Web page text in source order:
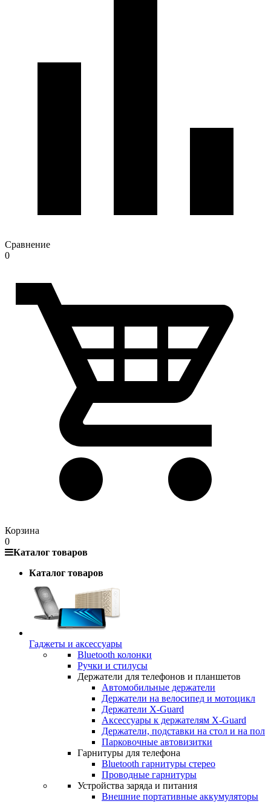
Сравнение
0
Корзина
0
Каталог товаров
Каталог товаров
Гаджеты и аксессуары
Bluetooth колонки
Ручки и стилусы
Держатели для телефонов и планшетов
Автомобильные держатели
Держатели на велосипед и мотоцикл
Держатели X-Guard
Аксессуары к держателям X-Guard
Держатели, подставки на стол и на пол
Парковочные автовизитки
Гарнитуры для телефона
Bluetooth гарнитуры стерео
Проводные гарнитуры
Устройства заряда и питания
Внешние портативные аккумуляторы